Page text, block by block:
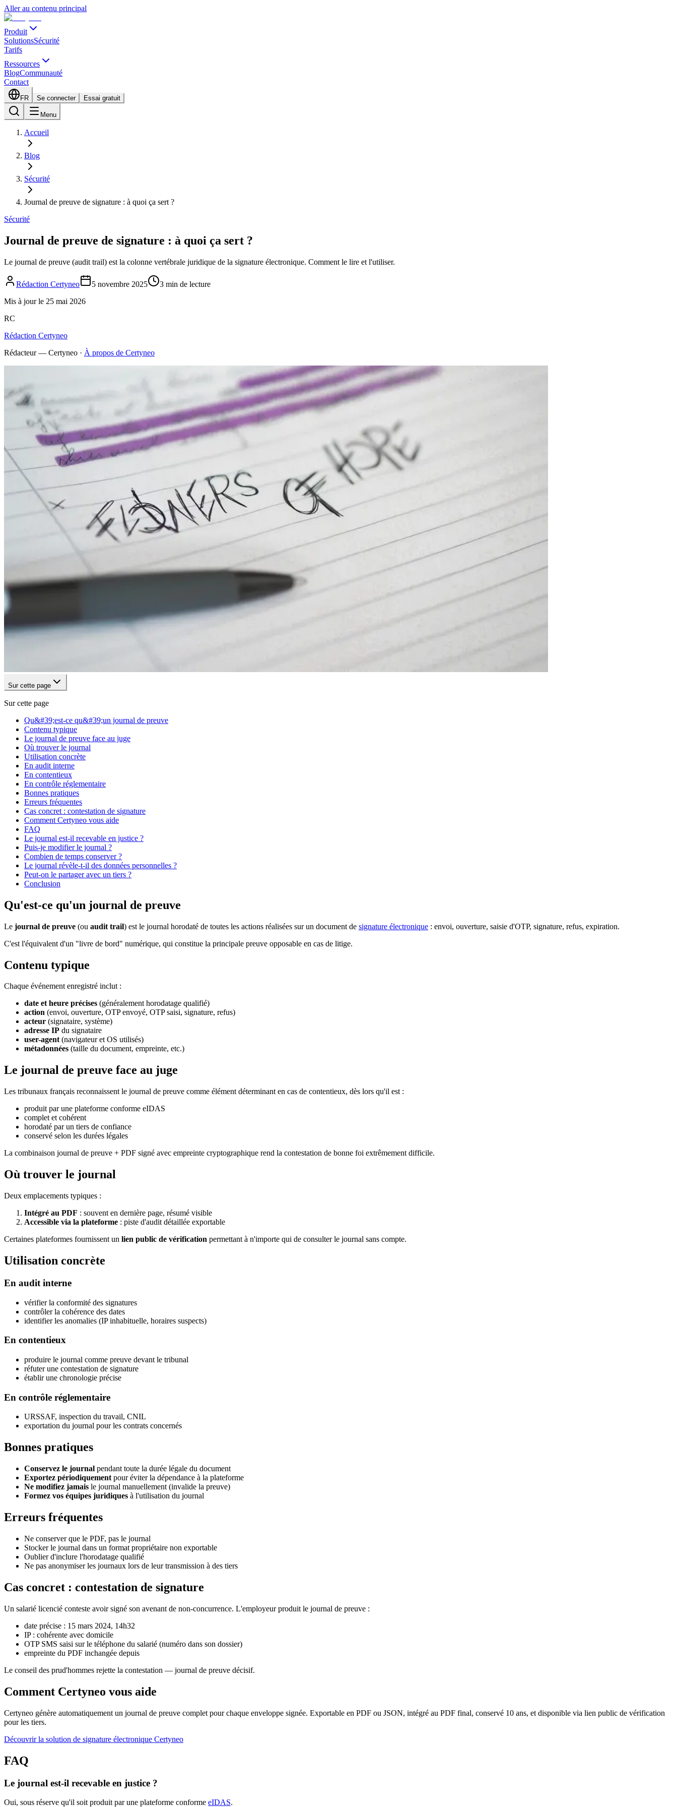
Aller au contenu principal
Produit
SolutionsSécurité
Tarifs
Ressources
BlogCommunauté
Contact
FR Se connecter Essai gratuit
Menu
Accueil
Blog
Sécurité
Journal de preuve de signature : à quoi ça sert ?
Sécurité
Journal de preuve de signature : à quoi ça sert ?
Le journal de preuve (audit trail) est la colonne vertébrale juridique de la signature électronique. Comment le lire et l'utiliser.
Rédaction Certyneo 5 novembre 2025
3 min de lecture
Mis à jour le 25 mai 2026
RC
Rédaction Certyneo
Rédacteur — Certyneo · À propos de Certyneo
Sur cette page
Sur cette page
Qu&#39;est-ce qu&#39;un journal de preuve
Contenu typique
Le journal de preuve face au juge
Où trouver le journal
Utilisation concrète
En audit interne
En contentieux
En contrôle réglementaire
Bonnes pratiques
Erreurs fréquentes
Cas concret : contestation de signature
Comment Certyneo vous aide
FAQ
Le journal est-il recevable en justice ?
Puis-je modifier le journal ?
Combien de temps conserver ?
Le journal révèle-t-il des données personnelles ?
Peut-on le partager avec un tiers ?
Conclusion
Qu'est-ce qu'un journal de preuve
Le journal de preuve (ou audit trail) est le journal horodaté de toutes les actions réalisées sur un document de signature électronique : envoi, ouverture, saisie d'OTP, signature, refus, expiration.
C'est l'équivalent d'un "livre de bord" numérique, qui constitue la principale preuve opposable en cas de litige.
Contenu typique
Chaque événement enregistré inclut :
date et heure précises (généralement horodatage qualifié)
action (envoi, ouverture, OTP envoyé, OTP saisi, signature, refus)
acteur (signataire, système)
adresse IP du signataire
user-agent(navigateur et OS utilisés)
métadonnées (taille du document, empreinte, etc.)
Le journal de preuve face au juge
Les tribunaux français reconnaissent le journal de preuve comme élément déterminant en cas de contentieux, dès lors qu'il est :
produit par une plateforme conforme eIDAS
complet et cohérent
horodaté par un tiers de confiance
conservé selon les durées légales
La combinaison journal de preuve + PDF signé avec empreinte cryptographique rend la contestation de bonne foi extrêmement difficile.
Où trouver le journal
Deux emplacements typiques :
Intégré au PDF : souvent en dernière page, résumé visible
Accessible via la plateforme : piste d'audit détaillée exportable
Certaines plateformes fournissent un lien public de vérification permettant à n'importe qui de consulter le journal sans compte.
Utilisation concrète
En audit interne
vérifier la conformité des signatures
contrôler la cohérence des dates
identifier les anomalies (IP inhabituelle, horaires suspects)
En contentieux
produire le journal comme preuve devant le tribunal
réfuter une contestation de signature
établir une chronologie précise
En contrôle réglementaire
URSSAF, inspection du travail, CNIL
exportation du journal pour les contrats concernés
Bonnes pratiques
Conservez le journal pendant toute la durée légale du document
Exportez périodiquement pour éviter la dépendance à la plateforme
Ne modifiez jamais le journal manuellement (invalide la preuve)
Formez vos équipes juridiques à l'utilisation du journal
Erreurs fréquentes
Ne conserver que le PDF, pas le journal
Stocker le journal dans un format propriétaire non exportable
Oublier d'inclure l'horodatage qualifié
Ne pas anonymiser les journaux lors de leur transmission à des tiers
Cas concret : contestation de signature
Un salarié licencié conteste avoir signé son avenant de non-concurrence. L'employeur produit le journal de preuve :
date précise : 15 mars 2024, 14h32
IP : cohérente avec domicile
OTP SMS saisi sur le téléphone du salarié (numéro dans son dossier)
empreinte du PDF inchangée depuis
Le conseil des prud'hommes rejette la contestation — journal de preuve décisif.
Comment Certyneo vous aide
Certyneo génère automatiquement un journal de preuve complet pour chaque enveloppe signée. Exportable en PDF ou JSON, intégré au PDF final, conservé 10 ans, et disponible via lien public de vérification
pour les tiers.
Découvrir la solution de signature électronique Certyneo
FAQ
Le journal est-il recevable en justice ?
Oui, sous réserve qu'il soit produit par une plateforme conforme eIDAS.